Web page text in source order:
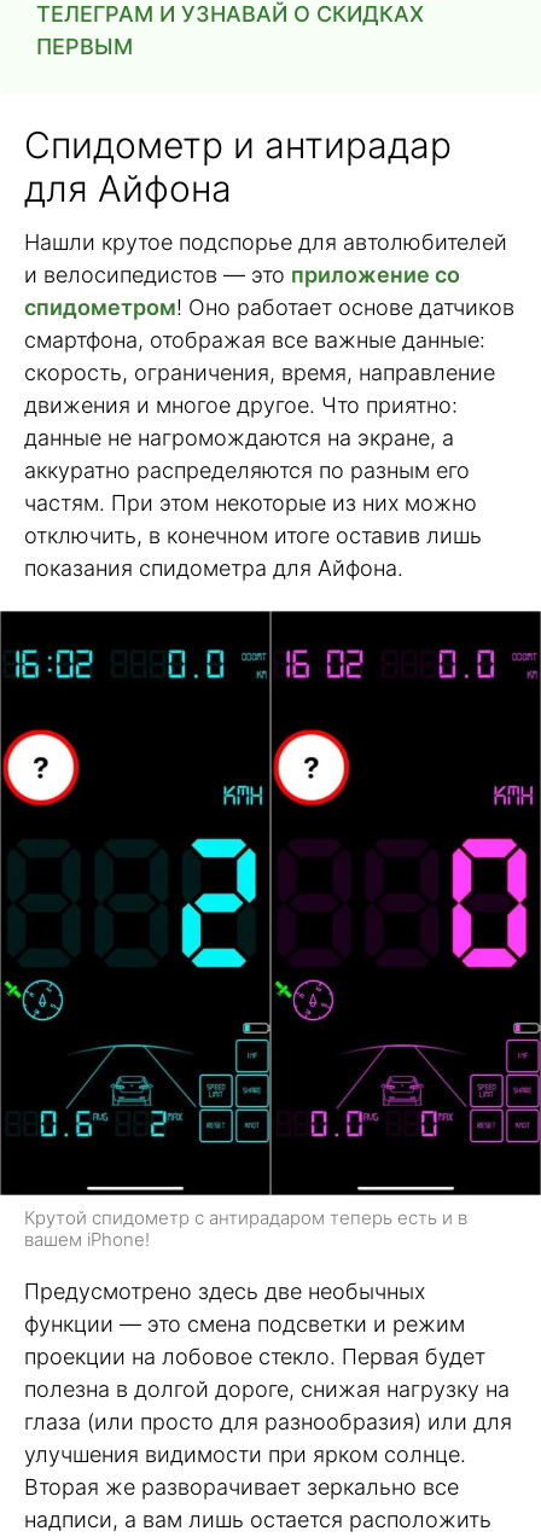
ТЕЛЕГРАМ И УЗНАВАЙ О СКИДКАХ
ПЕРВЫМ
Спидометр и антирадар
для Айфона
Нашли крутое подспорье для автолюбителей
и велосипедистов — это приложение со
спидометром! Оно работает основе датчиков
смартфона, отображая все важные данные:
скорость, ограничения, время, направление
движения и многое другое. Что приятно:
данные не нагромождаются на экране, а
аккуратно распределяются по разным его
частям. При этом некоторые из них можно
отключить, в конечном итоге оставив лишь
показания спидометра для Айфона.
Крутой спидометр с антирадаром теперь есть и в
вашем iPhone!
Предусмотрено здесь две необычных
функции — это смена подсветки и режим
проекции на лобовое стекло. Первая будет
полезна в долгой дороге, снижая нагрузку на
глаза (или просто для разнообразия) или для
улучшения видимости при ярком солнце.
Вторая же разворачивает зеркально все
надписи, а вам лишь остается расположить